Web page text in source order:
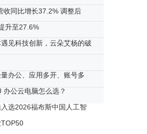
收同比增长37.2% 调整后
升至27.6%
见科技创新，云朵艾杨的破
办公、应用多开、账号多
公云电脑怎么选？
选2026福布斯中国人工智